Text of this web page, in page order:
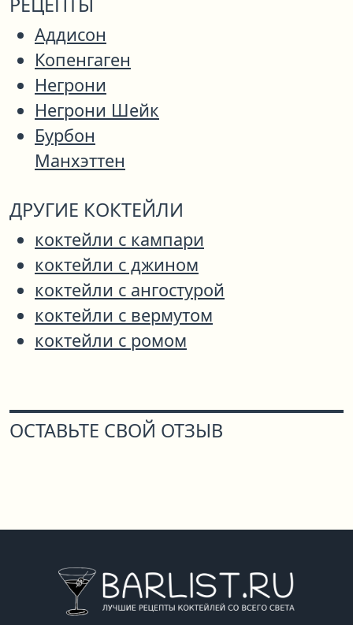
Аддисон
Копенгаген
Негрони
Негрони Шейк
Бурбон
Манхэттен
ДРУГИЕ КОКТЕЙЛИ
коктейли с кампари
коктейли с джином
коктейли с ангостурой
коктейли с вермутом
коктейли с ромом
ОСТАВЬТЕ СВОЙ ОТЗЫВ